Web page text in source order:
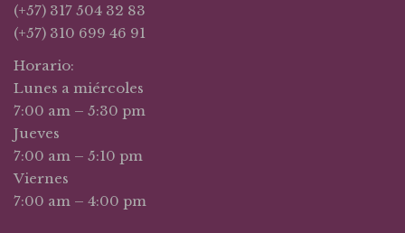
(+57) 317 504 32 83
(+57) 310 699 46 91
Horario:
Lunes a miércoles
7:00 am – 5:30 pm
Jueves
7:00 am – 5:10 pm
Viernes
7:00 am – 4:00 pm